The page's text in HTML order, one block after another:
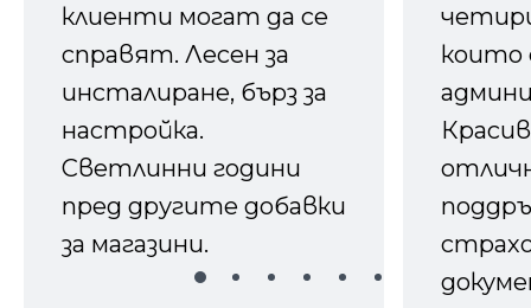
клиенти могат да се
справят. Лесен за
инсталиране, бърз за
настройка.
Светлинни години
пред другите добавки
за магазини.
които